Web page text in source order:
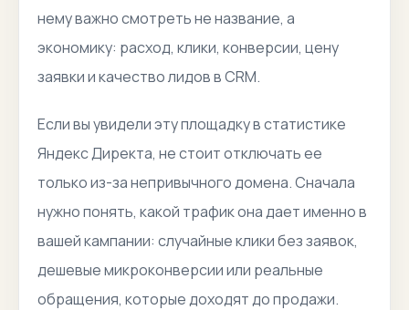
нему важно смотреть не название, а
экономику: расход, клики, конверсии, цену
заявки и качество лидов в CRM.
Если вы увидели эту площадку в статистике
Яндекс Директа, не стоит отключать ее
только из-за непривычного домена. Сначала
нужно понять, какой трафик она дает именно в
вашей кампании: случайные клики без заявок,
дешевые микроконверсии или реальные
обращения, которые доходят до продажи.